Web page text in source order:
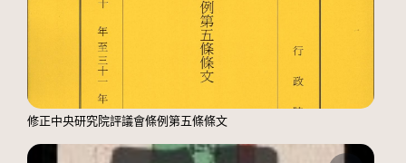
修正中央研究院評議會條例第五條條文